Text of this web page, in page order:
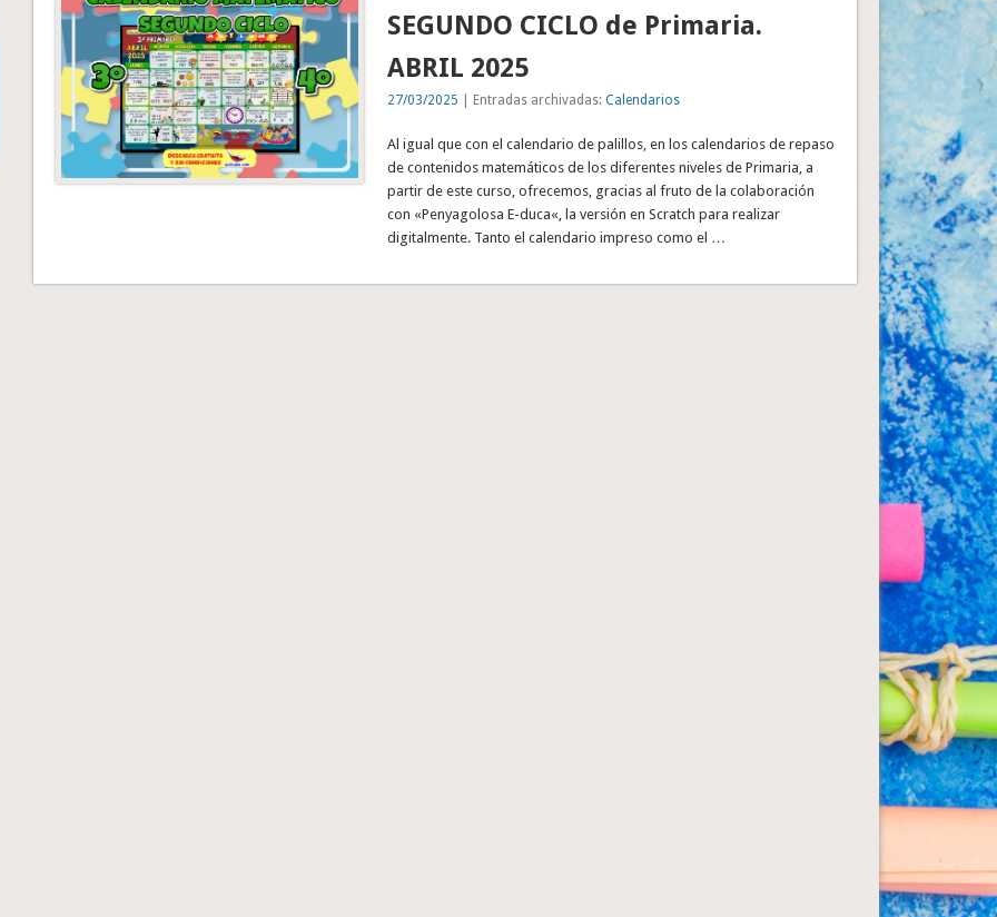
SEGUNDO CICLO de Primaria.
ABRIL 2025
27/03/2025 | Entradas archivadas: Calendarios
Al igual que con el calendario de palillos, en los calendarios de repaso
de contenidos matemáticos de los diferentes niveles de Primaria, a
partir de este curso, ofrecemos, gracias al fruto de la colaboración
con «Penyagolosa E-duca«, la versión en Scratch para realizar
digitalmente. Tanto el calendario impreso como el …